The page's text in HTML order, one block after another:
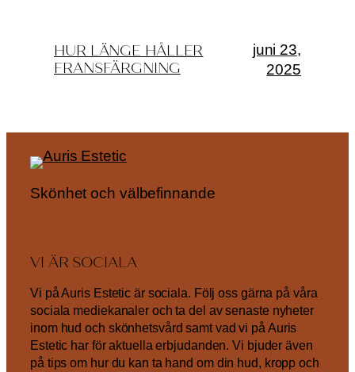
HUR LÄNGE HÅLLER
FRANSFÄRGNING
juni 23,
2025
Skönhet och välbefinnande
VI ÄR SOCIALA
Vi på Auris Estetic är sociala. Följ oss gärna på våra
sociala mediekanaler och ta del av senaste nyheter
inom hud och skönhetsvård samt vad vi på Auris
Estetic har för aktuella erbjudanden. Vi bjuder även
på tips om hur du kan ta hand om din hud, kropp och